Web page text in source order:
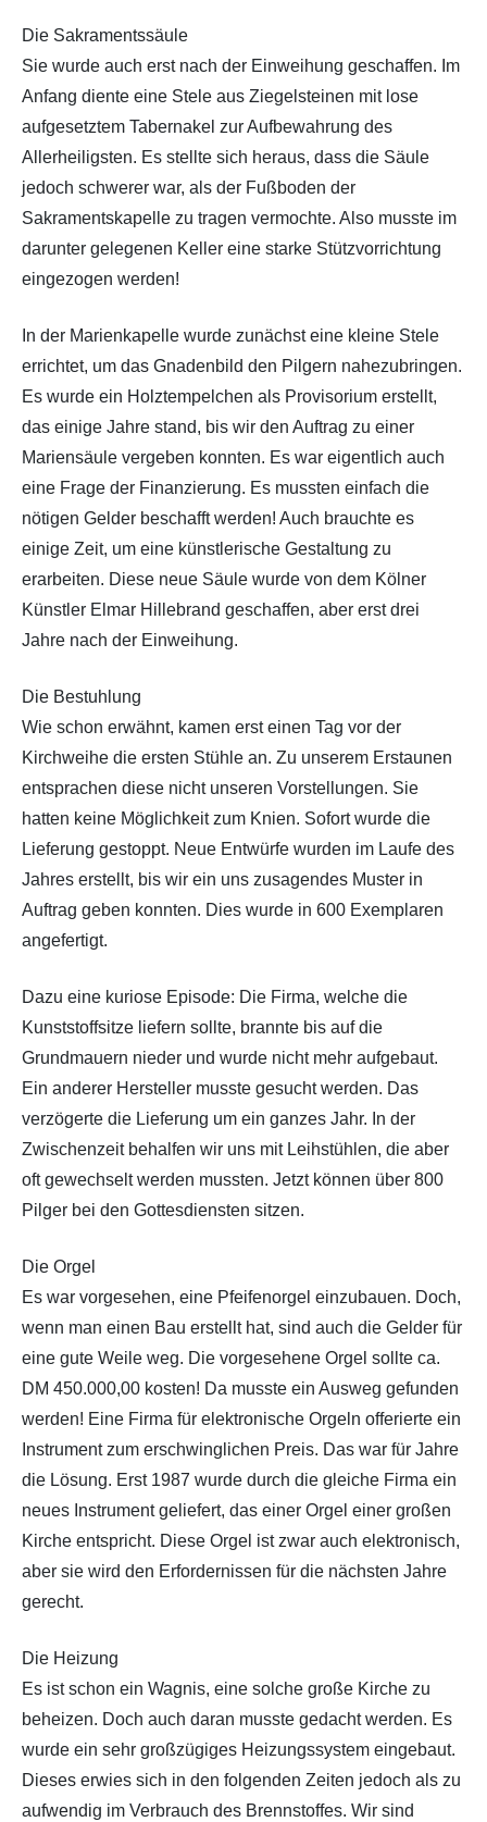
Die Sakramentssäule
Sie wurde auch erst nach der Einweihung geschaffen. Im
Anfang diente eine Stele aus Ziegelsteinen mit lose
aufgesetztem Tabernakel zur Aufbewahrung des
Allerheiligsten. Es stellte sich heraus, dass die Säule
jedoch schwerer war, als der Fußboden der
Sakramentskapelle zu tragen vermochte. Also musste im
darunter gelegenen Keller eine starke Stützvorrichtung
eingezogen werden!
In der Marienkapelle wurde zunächst eine kleine Stele
errichtet, um das Gnadenbild den Pilgern nahezubringen.
Es wurde ein Holztempelchen als Provisorium erstellt,
das einige Jahre stand, bis wir den Auftrag zu einer
Mariensäule vergeben konnten. Es war eigentlich auch
eine Frage der Finanzierung. Es mussten einfach die
nötigen Gelder beschafft werden! Auch brauchte es
einige Zeit, um eine künstlerische Gestaltung zu
erarbeiten. Diese neue Säule wurde von dem Kölner
Künstler Elmar Hillebrand geschaffen, aber erst drei
Jahre nach der Einweihung.
Die Bestuhlung
Wie schon erwähnt, kamen erst einen Tag vor der
Kirchweihe die ersten Stühle an. Zu unserem Erstaunen
entsprachen diese nicht unseren Vorstellungen. Sie
hatten keine Möglichkeit zum Knien. Sofort wurde die
Lieferung gestoppt. Neue Entwürfe wurden im Laufe des
Jahres erstellt, bis wir ein uns zusagendes Muster in
Auftrag geben konnten. Dies wurde in 600 Exemplaren
angefertigt.
Dazu eine kuriose Episode: Die Firma, welche die
Kunststoffsitze liefern sollte, brannte bis auf die
Grundmauern nieder und wurde nicht mehr aufgebaut.
Ein anderer Hersteller musste gesucht werden. Das
verzögerte die Lieferung um ein ganzes Jahr. In der
Zwischenzeit behalfen wir uns mit Leihstühlen, die aber
oft gewechselt werden mussten. Jetzt können über 800
Pilger bei den Gottesdiensten sitzen.
Die Orgel
Es war vorgesehen, eine Pfeifenorgel einzubauen. Doch,
wenn man einen Bau erstellt hat, sind auch die Gelder für
eine gute Weile weg. Die vorgesehene Orgel sollte ca.
DM 450.000,00 kosten! Da musste ein Ausweg gefunden
werden! Eine Firma für elektronische Orgeln offerierte ein
Instrument zum erschwinglichen Preis. Das war für Jahre
die Lösung. Erst 1987 wurde durch die gleiche Firma ein
neues Instrument geliefert, das einer Orgel einer großen
Kirche entspricht. Diese Orgel ist zwar auch elektronisch,
aber sie wird den Erfordernissen für die nächsten Jahre
gerecht.
Die Heizung
Es ist schon ein Wagnis, eine solche große Kirche zu
beheizen. Doch auch daran musste gedacht werden. Es
wurde ein sehr großzügiges Heizungssystem eingebaut.
Dieses erwies sich in den folgenden Zeiten jedoch als zu
aufwendig im Verbrauch des Brennstoffes. Wir sind